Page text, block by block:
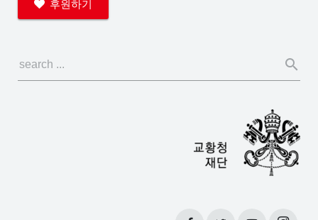
후원하기